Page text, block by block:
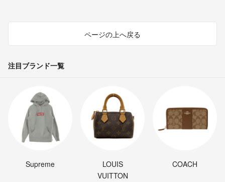
ページの上へ戻る
注目ブランド一覧
Supreme
LOUIS
VUITTON
COACH